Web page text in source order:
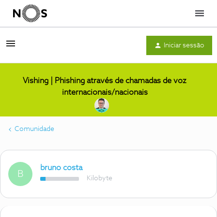
Menu
Iniciar sessão
Vishing | Phishing através de chamadas de voz
internacionais/nacionais
Comunidade
B
bruno costa
Kilobyte